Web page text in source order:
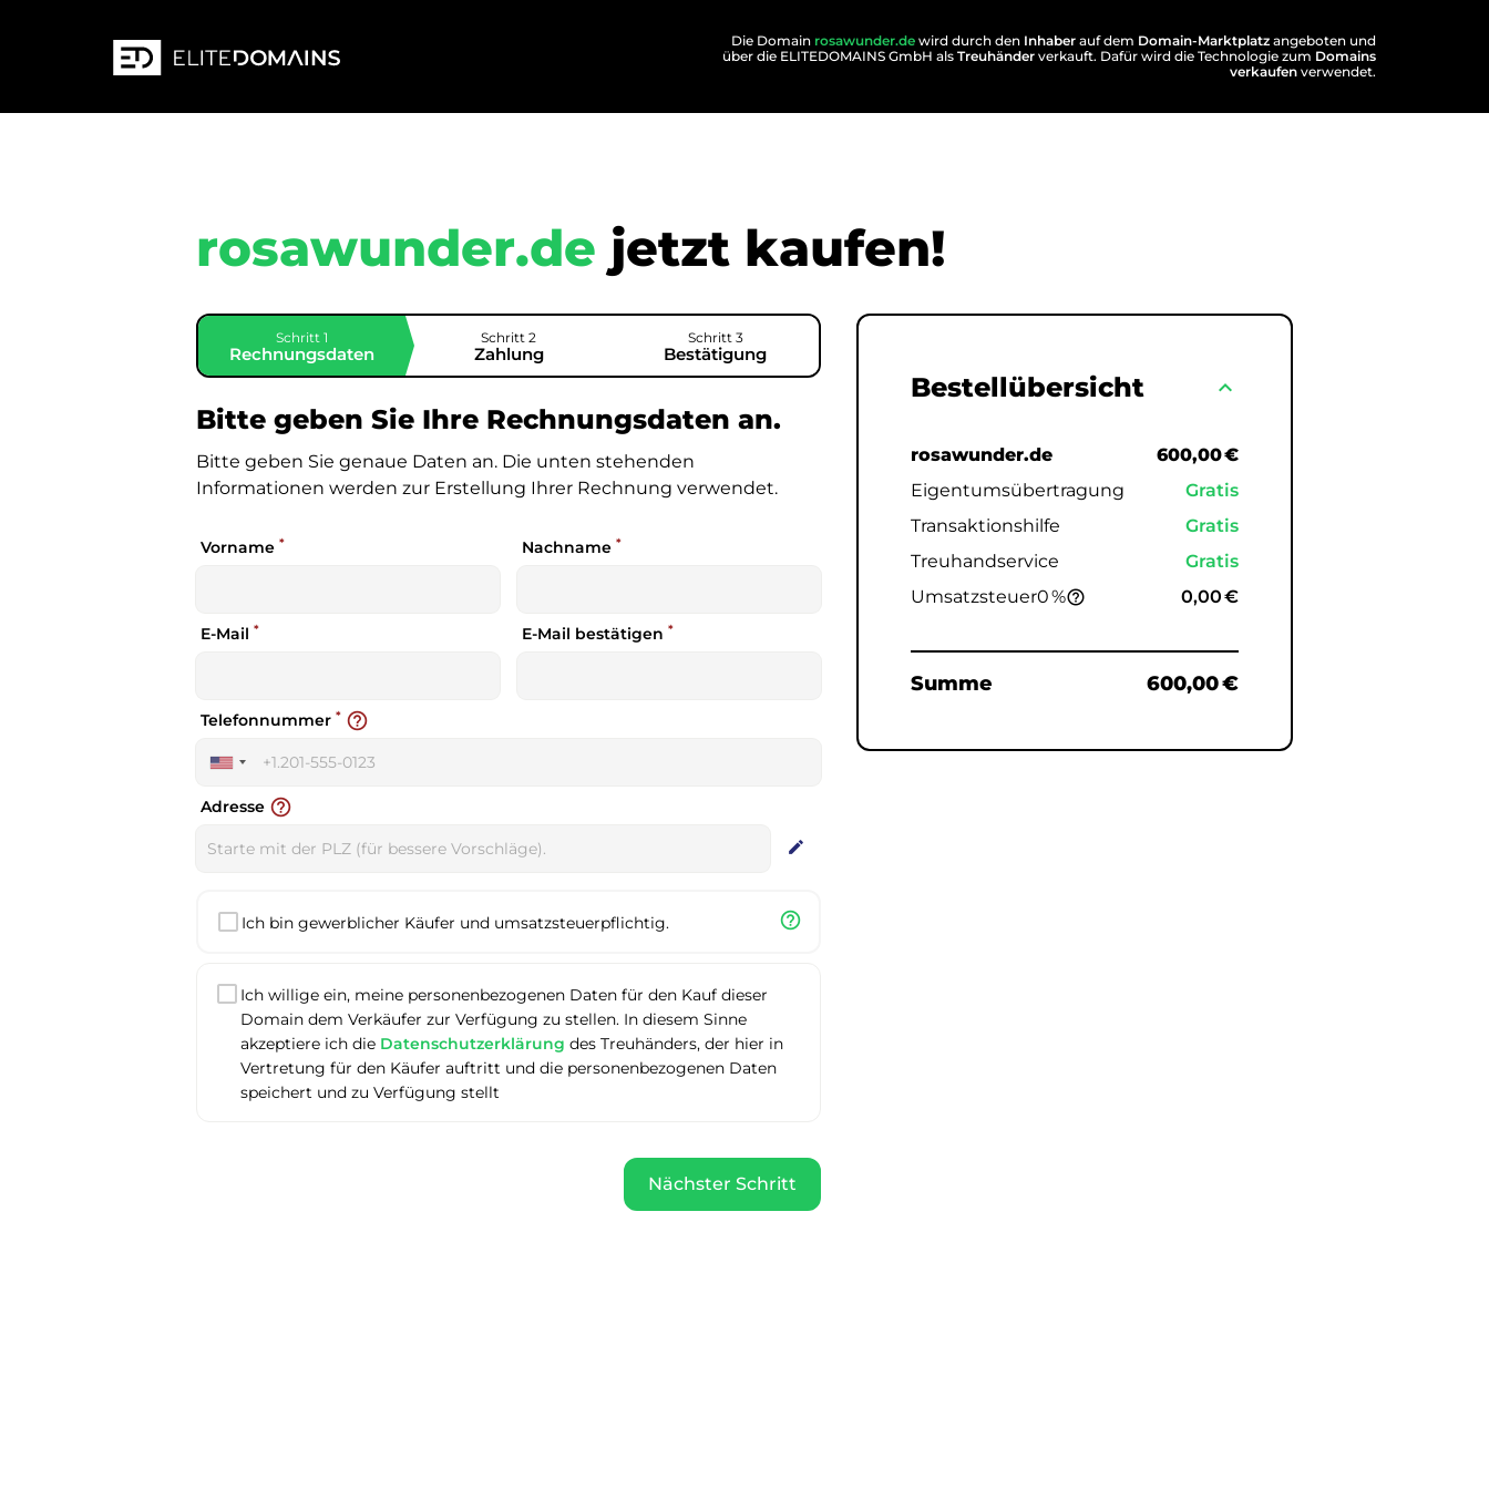
Die Domain rosawunder.de wird durch den Inhaber auf dem Domain-Marktplatz angeboten und
über die ELITEDOMAINS GmbH als Treuhänder verkauft. Dafür wird die Technologie zum Domains
verkaufen verwendet.
rosawunder.de jetzt kaufen!
Schritt 1
Rechnungsdaten
Schritt 2
Zahlung
Schritt 3
Bestätigung
Bitte geben Sie Ihre Rechnungsdaten an.
Bitte geben Sie genaue Daten an. Die unten stehenden
Informationen werden zur Erstellung Ihrer Rechnung verwendet.
Vorname * Nachname*
E-Mail * E-Mail bestätigen*
United
+1
Telefonnummer * help_outline
Adresse help_outline
edit
Ich bin gewerblicher Käufer und umsatzsteuerpflichtig. help_outline
Ich willige ein, meine personenbezogenen Daten für den Kauf dieser
Domain dem Verkäufer zur Verfügung zu stellen. In diesem Sinne
akzeptiere ich die Datenschutzerklärung des Treuhänders, der hier in
Vertretung für den Käufer auftritt und die personenbezogenen Daten
speichert und zu Verfügung stellt
Nächster Schritt
Bestellübersicht expand_less
rosawunder.de
600,00 €
Eigentumsübertragung
Gratis
Transaktionshilfe
Gratis
Treuhandservice
Gratis
Umsatzsteuer0 %help_outline 0,00 €
Summe 600,00 €